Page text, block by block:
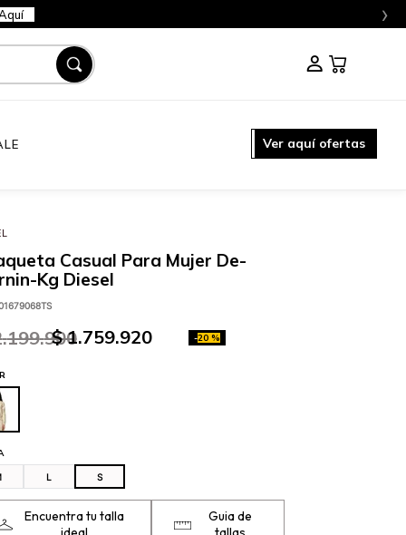
›
Ver aquí ofertas
Casual Para Mujer De-
Kg Diesel
.199.900
$ 1.759.920 -20 %
L S
Encuentra tu talla
Guia de